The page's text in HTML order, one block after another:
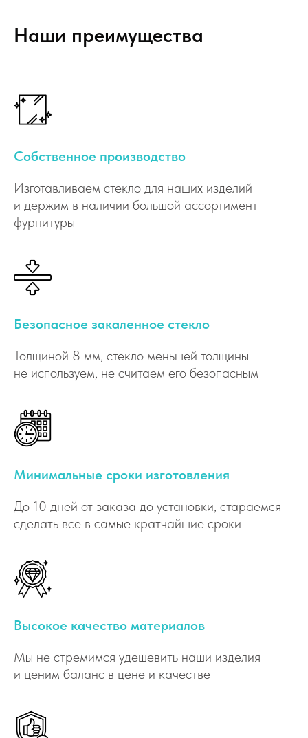
Наши преимущества
Собственное производство
Изготавливаем стекло для наших изделий
и держим в наличии большой ассортимент
фурнитуры
Безопасное закаленное стекло
Толщиной 8 мм, стекло меньшей толщины
не используем, не считаем его безопасным
Минимальные сроки изготовления
До 10 дней от заказа до установки, стараемся
сделать все в самые кратчайшие сроки
Высокое качество материалов
Мы не стремимся удешевить наши изделия
и ценим баланс в цене и качестве